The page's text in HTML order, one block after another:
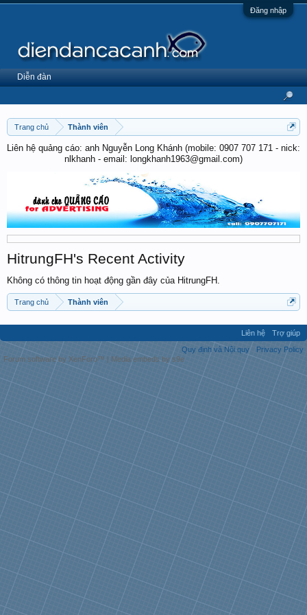
Đăng nhập
Trang chủ Thành viên
Liên hệ quảng cáo: anh Nguyễn Long Khánh (mobile: 0907 707 171 - nick:
nlkhanh - email: longkhanh1963@gmail.com)
HitrungFH's Recent Activity
Không có thông tin hoạt động gần đây của HitrungFH.
Trang chủ Thành viên
Diễn đàn
Liên hệ
Trợ giúp
Quy định và Nội quy
Privacy Policy
Forum software by XenForo™ | Media embeds by s9e